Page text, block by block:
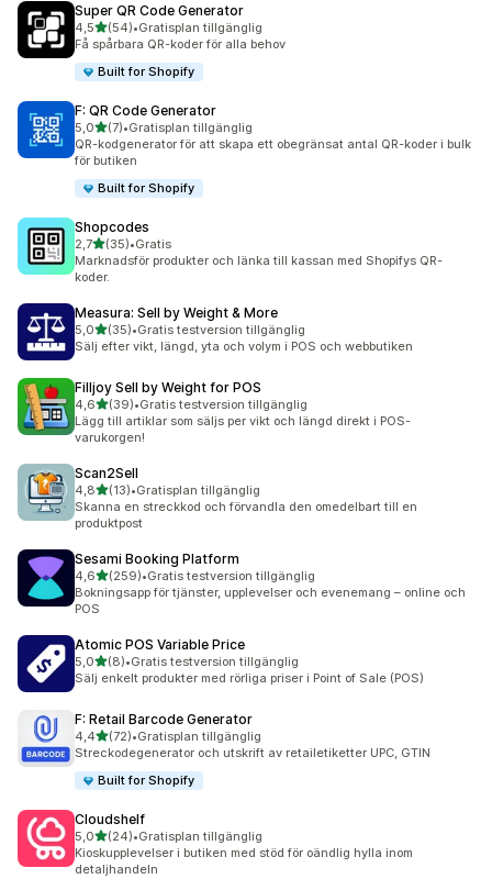
Super QR Code Generator
4,5av 5 stjärnor
(54)
54 recensioner totalt
•Gratisplan tillgänglig
Få spårbara QR-koder för alla behov
Built for Shopify
F: QR Code Generator
5,0av 5 stjärnor
(7)
7 recensioner totalt
•Gratisplan tillgänglig
QR-kodgenerator för att skapa ett obegränsat antal QR-koder i bulk
för butiken
Built for Shopify
Shopcodes
2,7av 5 stjärnor
(35)
35 recensioner totalt
•Gratis
Marknadsför produkter och länka till kassan med Shopifys QR-
koder.
Measura: Sell by Weight & More
5,0av 5 stjärnor
(35)
35 recensioner totalt
•Gratis testversion tillgänglig
Sälj efter vikt, längd, yta och volym i POS och webbutiken
Filljoy Sell by Weight for POS
4,6av 5 stjärnor
(39)
39 recensioner totalt
•Gratis testversion tillgänglig
Lägg till artiklar som säljs per vikt och längd direkt i POS-
varukorgen!
Scan2Sell
4,8av 5 stjärnor
(13)
13 recensioner totalt
•Gratisplan tillgänglig
Skanna en streckkod och förvandla den omedelbart till en
produktpost
Sesami Booking Platform
4,6av 5 stjärnor
(259)
259 recensioner totalt
•Gratis testversion tillgänglig
Bokningsapp för tjänster, upplevelser och evenemang – online och
POS
Atomic POS Variable Price
5,0av 5 stjärnor
(8)
8 recensioner totalt
•Gratis testversion tillgänglig
Sälj enkelt produkter med rörliga priser i Point of Sale (POS)
F: Retail Barcode Generator
4,4av 5 stjärnor
(72)
72 recensioner totalt
•Gratisplan tillgänglig
Streckodegenerator och utskrift av retailetiketter UPC, GTIN
Built for Shopify
Cloudshelf
5,0av 5 stjärnor
(24)
24 recensioner totalt
•Gratisplan tillgänglig
Kioskupplevelser i butiken med stöd för oändlig hylla inom
detaljhandeln